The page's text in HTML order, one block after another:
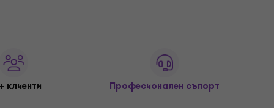
клиенти Професионален съпорт